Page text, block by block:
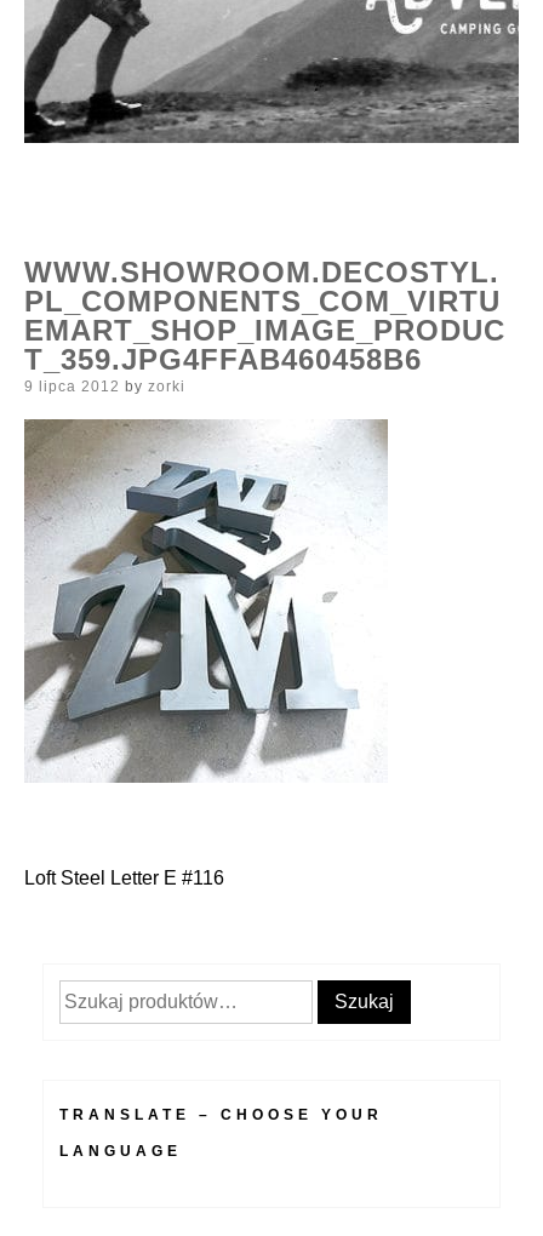
WWW.SHOWROOM.DECOSTYL.
PL_COMPONENTS_COM_VIRTU
EMART_SHOP_IMAGE_PRODUC
T_359.JPG4FFAB460458B6
Posted
9 lipca 2012 by zorki
Nawigacja
Loft Steel Letter E #116
Szukaj: Szukaj
TRANSLATE – CHOOSE YOUR
LANGUAGE